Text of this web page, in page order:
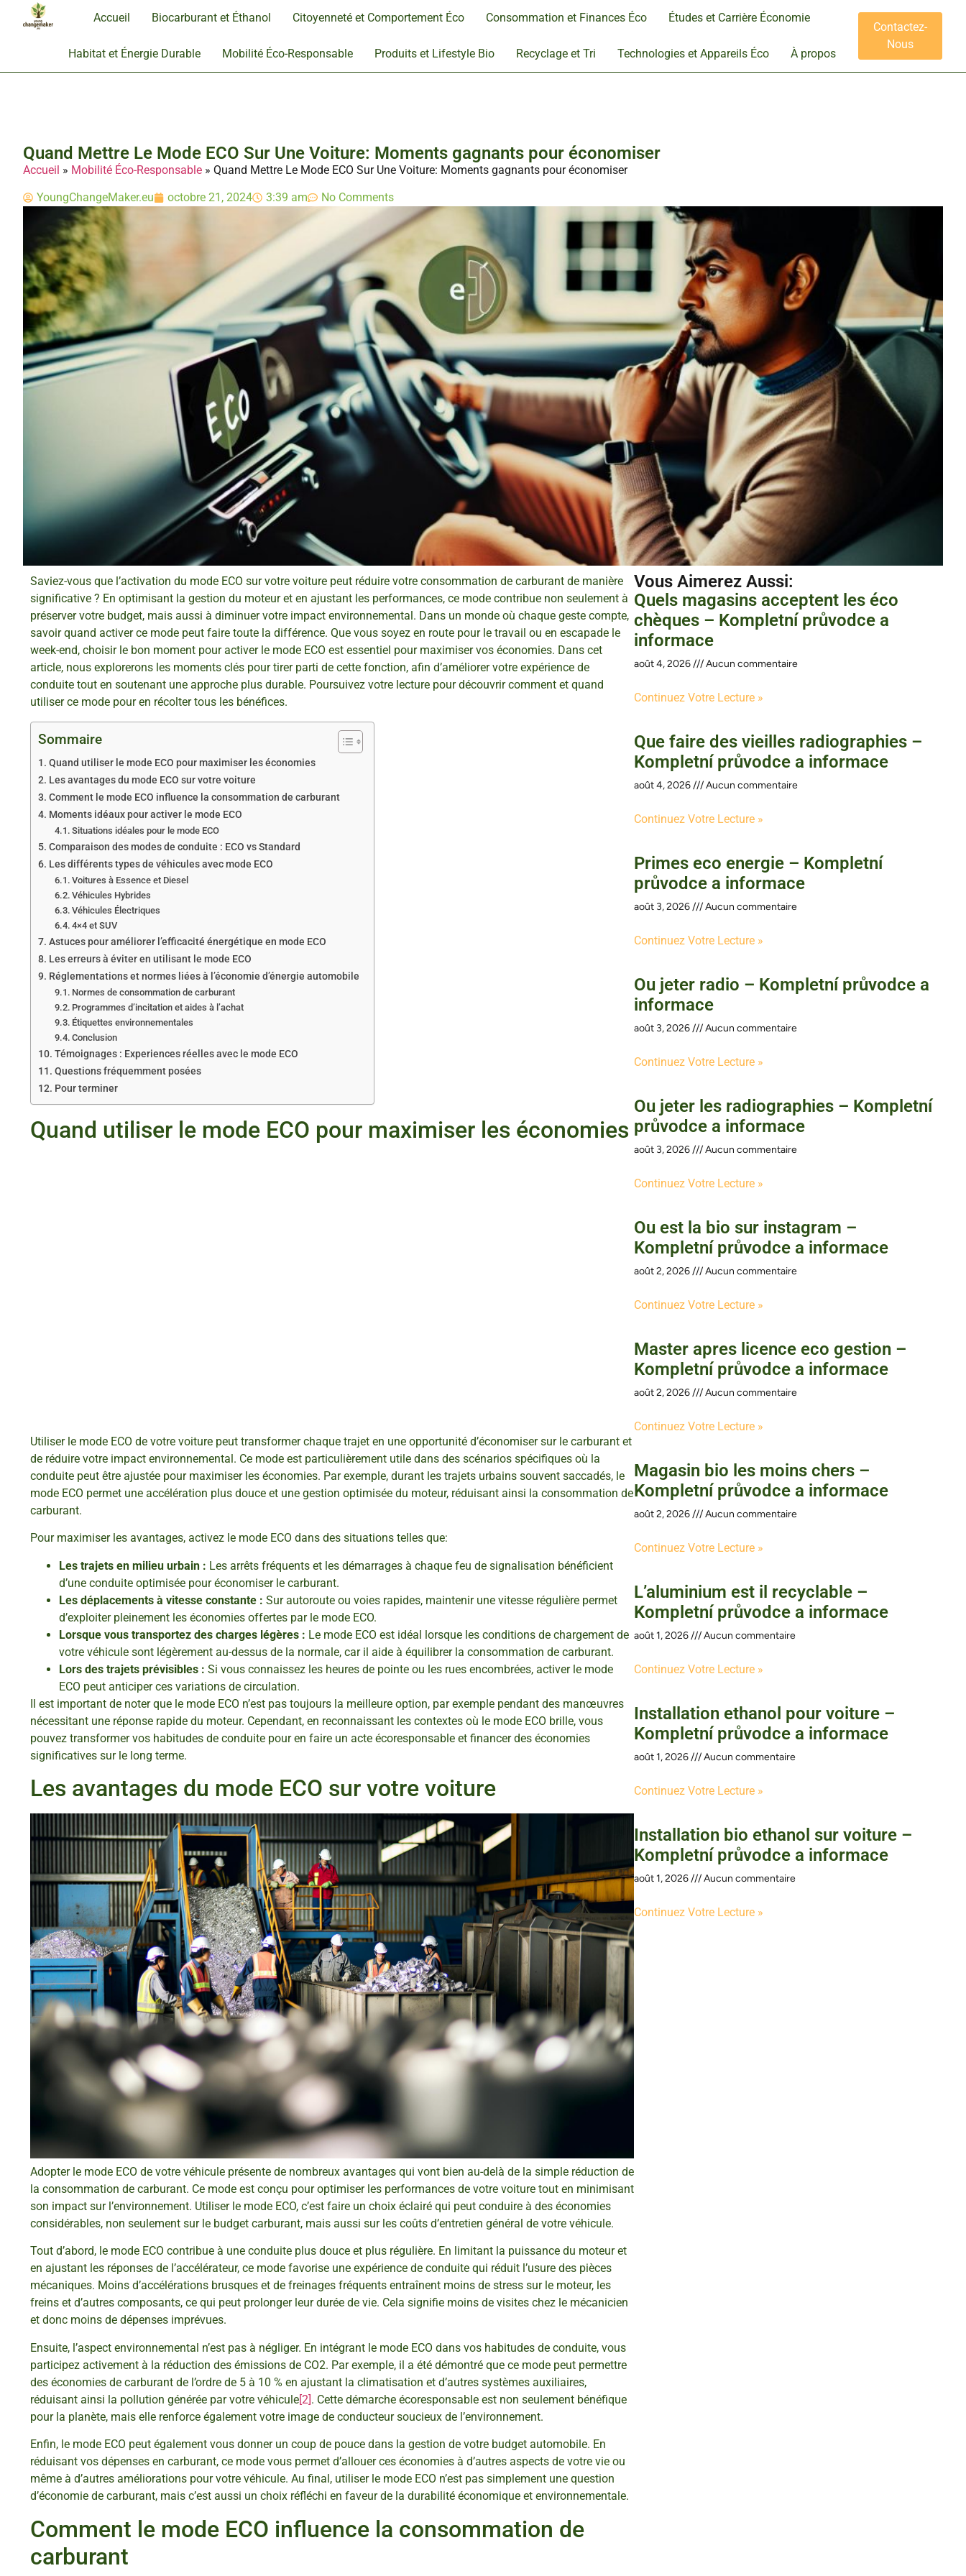
Accueil Biocarburant et Éthanol Citoyenneté et Comportement Éco Consommation et Finances Éco Études et Carrière Économie
Habitat et Énergie Durable Mobilité Éco-Responsable Produits et Lifestyle Bio Recyclage et Tri Technologies et Appareils Éco À propos
Contactez-
Nous
Quand Mettre Le Mode ECO Sur Une Voiture: Moments gagnants pour économiser
Accueil » Mobilité Éco-Responsable » Quand Mettre Le Mode ECO Sur Une Voiture: Moments gagnants pour économiser
YoungChangeMaker.eu octobre 21, 2024 3:39 am No Comments
Saviez-vous que l’activation du mode ECO sur votre voiture peut réduire votre consommation de carburant de manière
significative ? En optimisant la gestion du moteur et en ajustant les performances, ce mode contribue non seulement à
préserver votre budget, mais aussi à diminuer votre impact environnemental. Dans un monde où chaque geste compte,
savoir quand activer ce mode peut faire toute la différence. Que vous soyez en route pour le travail ou en escapade le
week-end, choisir le bon moment pour activer le mode ECO est essentiel pour maximiser vos économies. Dans cet
article, nous explorerons les moments clés pour tirer parti de cette fonction, afin d’améliorer votre expérience de
conduite tout en soutenant une approche plus durable. Poursuivez votre lecture pour découvrir comment et quand
utiliser ce mode pour en récolter tous les bénéfices.
Sommaire
Quand utiliser le mode ECO pour maximiser les économies
Les avantages du mode ECO sur votre voiture
Comment le mode ECO influence la consommation de carburant
Moments idéaux pour activer le mode ECO
Situations idéales pour le mode ECO
Comparaison des modes de conduite : ECO vs Standard
Les différents types de véhicules avec mode ECO
Voitures à Essence et Diesel
Véhicules Hybrides
Véhicules Électriques
4×4 et SUV
Astuces pour améliorer l’efficacité énergétique en mode ECO
Les erreurs à éviter en utilisant le mode ECO
Réglementations et normes liées à l’économie d’énergie automobile
Normes de consommation de carburant
Programmes d’incitation et aides à l’achat
Étiquettes environnementales
Conclusion
Témoignages : Experiences réelles avec le mode ECO
Questions fréquemment posées
Pour terminer
Quand utiliser le mode ECO pour maximiser les économies
Utiliser le mode ECO de votre voiture peut transformer chaque trajet en une opportunité d’économiser sur le carburant et
de réduire votre impact environnemental. Ce mode est particulièrement utile dans des scénarios spécifiques où la
conduite peut être ajustée pour maximiser les économies. Par exemple, durant les trajets urbains souvent saccadés, le
mode ECO permet une accélération plus douce et une gestion optimisée du moteur, réduisant ainsi la consommation de
carburant.
Pour maximiser les avantages, activez le mode ECO dans des situations telles que:
Les trajets en milieu urbain : Les arrêts fréquents et les démarrages à chaque feu de signalisation bénéficient
d’une conduite optimisée pour économiser le carburant.
Les déplacements à vitesse constante : Sur autoroute ou voies rapides, maintenir une vitesse régulière permet
d’exploiter pleinement les économies offertes par le mode ECO.
Lorsque vous transportez des charges légères : Le mode ECO est idéal lorsque les conditions de chargement de
votre véhicule sont légèrement au-dessus de la normale, car il aide à équilibrer la consommation de carburant.
Lors des trajets prévisibles : Si vous connaissez les heures de pointe ou les rues encombrées, activer le mode
ECO peut anticiper ces variations de circulation.
Il est important de noter que le mode ECO n’est pas toujours la meilleure option, par exemple pendant des manœuvres
nécessitant une réponse rapide du moteur. Cependant, en reconnaissant les contextes où le mode ECO brille, vous
pouvez transformer vos habitudes de conduite pour en faire un acte écoresponsable et financer des économies
significatives sur le long terme.
Les avantages du mode ECO sur votre voiture
Adopter le mode ECO de votre véhicule présente de nombreux avantages qui vont bien au-delà de la simple réduction de
la consommation de carburant. Ce mode est conçu pour optimiser les performances de votre voiture tout en minimisant
son impact sur l’environnement. Utiliser le mode ECO, c’est faire un choix éclairé qui peut conduire à des économies
considérables, non seulement sur le budget carburant, mais aussi sur les coûts d’entretien général de votre véhicule.
Tout d’abord, le mode ECO contribue à une conduite plus douce et plus régulière. En limitant la puissance du moteur et
en ajustant les réponses de l’accélérateur, ce mode favorise une expérience de conduite qui réduit l’usure des pièces
mécaniques. Moins d’accélérations brusques et de freinages fréquents entraînent moins de stress sur le moteur, les
freins et d’autres composants, ce qui peut prolonger leur durée de vie. Cela signifie moins de visites chez le mécanicien
et donc moins de dépenses imprévues.
Ensuite, l’aspect environnemental n’est pas à négliger. En intégrant le mode ECO dans vos habitudes de conduite, vous
participez activement à la réduction des émissions de CO2. Par exemple, il a été démontré que ce mode peut permettre
des économies de carburant de l’ordre de 5 à 10 % en ajustant la climatisation et d’autres systèmes auxiliaires,
réduisant ainsi la pollution générée par votre véhicule[2]. Cette démarche écoresponsable est non seulement bénéfique
pour la planète, mais elle renforce également votre image de conducteur soucieux de l’environnement.
Enfin, le mode ECO peut également vous donner un coup de pouce dans la gestion de votre budget automobile. En
réduisant vos dépenses en carburant, ce mode vous permet d’allouer ces économies à d’autres aspects de votre vie ou
même à d’autres améliorations pour votre véhicule. Au final, utiliser le mode ECO n’est pas simplement une question
d’économie de carburant, mais c’est aussi un choix réfléchi en faveur de la durabilité économique et environnementale.
Comment le mode ECO influence la consommation de
carburant
Vous Aimerez Aussi :
Quels magasins acceptent les éco
chèques – Kompletní průvodce a
informace
août 4, 2026 Aucun commentaire
Continuez Votre Lecture »
Que faire des vieilles radiographies –
Kompletní průvodce a informace
août 4, 2026 Aucun commentaire
Continuez Votre Lecture »
Primes eco energie – Kompletní
průvodce a informace
août 3, 2026 Aucun commentaire
Continuez Votre Lecture »
Ou jeter radio – Kompletní průvodce a
informace
août 3, 2026 Aucun commentaire
Continuez Votre Lecture »
Ou jeter les radiographies – Kompletní
průvodce a informace
août 3, 2026 Aucun commentaire
Continuez Votre Lecture »
Ou est la bio sur instagram –
Kompletní průvodce a informace
août 2, 2026 Aucun commentaire
Continuez Votre Lecture »
Master apres licence eco gestion –
Kompletní průvodce a informace
août 2, 2026 Aucun commentaire
Continuez Votre Lecture »
Magasin bio les moins chers –
Kompletní průvodce a informace
août 2, 2026 Aucun commentaire
Continuez Votre Lecture »
L’aluminium est il recyclable –
Kompletní průvodce a informace
août 1, 2026 Aucun commentaire
Continuez Votre Lecture »
Installation ethanol pour voiture –
Kompletní průvodce a informace
août 1, 2026 Aucun commentaire
Continuez Votre Lecture »
Installation bio ethanol sur voiture –
Kompletní průvodce a informace
août 1, 2026 Aucun commentaire
Continuez Votre Lecture »